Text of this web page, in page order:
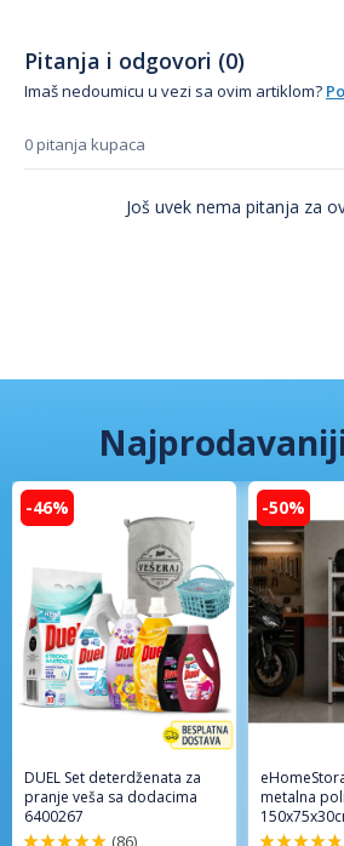
Pitanja i odgovori (0)
Imaš nedoumicu u vezi sa ovim artiklom?
0 pitanja kupaca
Još uvek nema pitanja za
-46%
DUEL Set deterdženata za
pranje veša sa dodacima
6400267
(86)
-50%
metalna